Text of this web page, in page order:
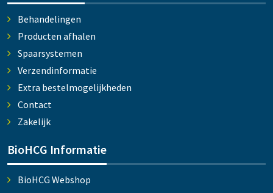
Behandelingen
Producten afhalen
Spaarsystemen
Verzendinformatie
Extra bestelmogelijkheden
Contact
Zakelijk
BioHCG Informatie
BioHCG Webshop